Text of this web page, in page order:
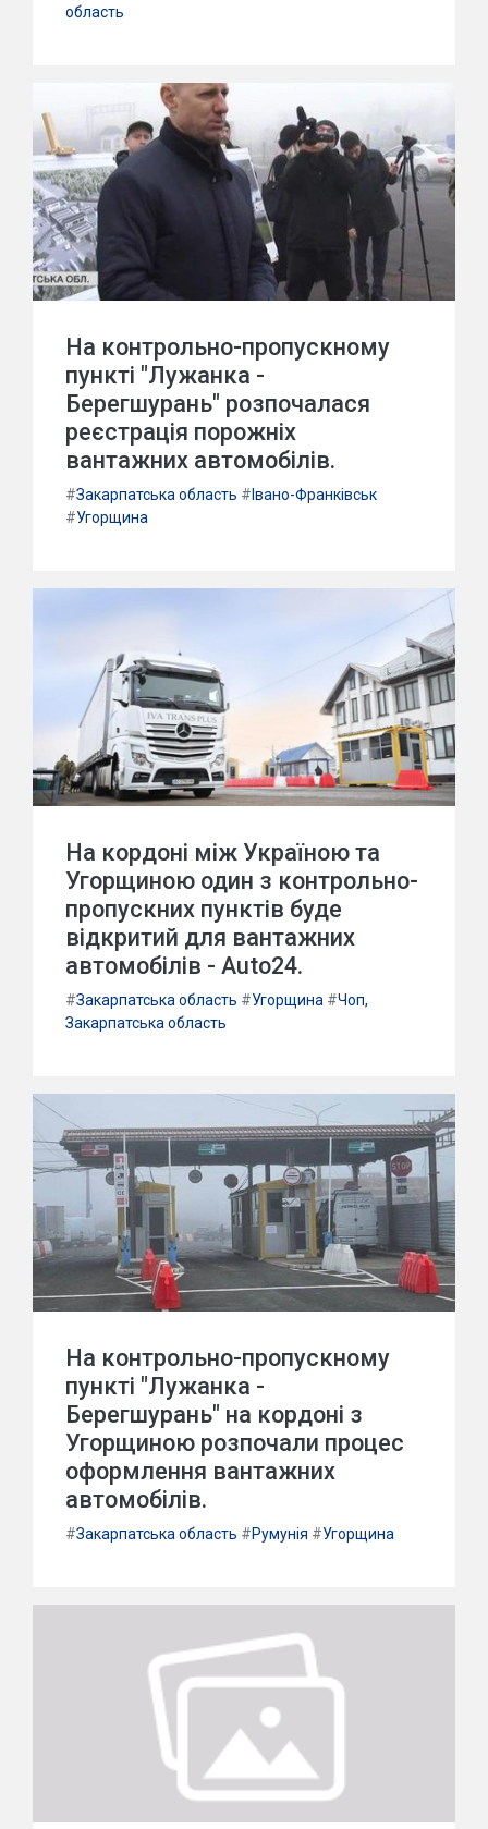
область
На контрольно-пропускному
пункті "Лужанка -
Берегшурань" розпочалася
реєстрація порожніх
вантажних автомобілів.
#Закарпатська область # Івано-Франківськ
#Угорщина
На кордоні між Україною та
Угорщиною один з контрольно-
пропускних пунктів буде
відкритий для вантажних
автомобілів - Auto24.
#Закарпатська область #Угорщина #Чоп,
Закарпатська область
На контрольно-пропускному
пункті "Лужанка -
Берегшурань" на кордоні з
Угорщиною розпочали процес
оформлення вантажних
автомобілів.
#Закарпатська область #Румунія #Угорщина